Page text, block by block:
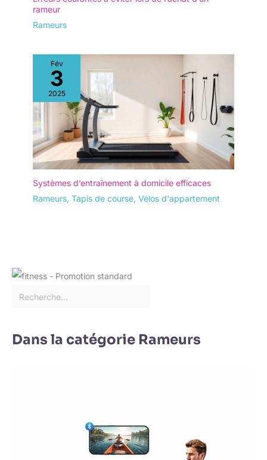
rameur
Rameurs
Fév
3
2025
Systèmes d’entraînement à domicile efficaces
Rameurs, Tapis de course, Vélos d'appartement
Dans la catégorie Rameurs